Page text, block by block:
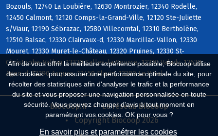
Afin de vous offrir la meilleure expérience possible, Biocoop utilise
des cookies : pour assurer une performance optimale du site, pour
récolter des statistiques afin d'analyser le trafic et la performance
du site et vous proposer une navigation personnalisée en toute
sécurité. Vous pouvez changer d'avis à tout moment en
paramétrant vos cookies. OK pour vous ?
En savoir plus et paramétrer les cookies
Bozouls, 12740 La Loubière, 12630 Montrozier, 12340 Rodelle,
12450 Calmont, 12120 Comps-la-Grand-Ville, 12120 Ste-Juliette
s/Viaur, 12190 Sébrazac, 12580 Villecomtal, 12310 Bertholène,
12510 Balsac, 12330 Clairvaux-d, 12330 Marcillac-Vallon, 12330
Mouret, 12330 Muret-le-Château, 12320 Pruines, 12330 St-
Christophe-Vallon, 12330 Salles-la-Source, 12330 Valady, 12630
Agen-d, 12290 Arques, 12450 Flavin, 12290 Le Vibal
Biocoop.fr
Le réseau Biocoop
Copyright Biocoop 2026